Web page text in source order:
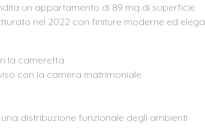
un appartamento di 89 mq di superficie
nel 2022 con finiture moderne ed
la cameretta
con la camera matrimoniale
distribuzione funzionale degli ambienti